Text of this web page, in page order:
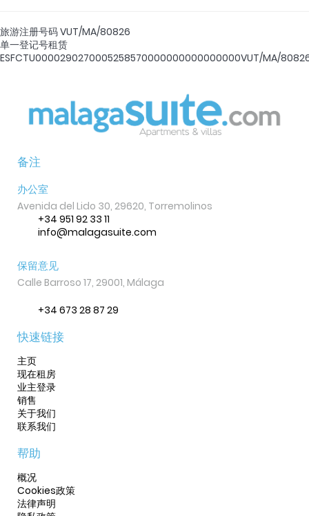
旅游注册号码VUT/MA/80826
单一登记号租赁
ESFCTU0000290270005258570000000000000000VUT/MA/
备注
办公室
Avenida del Lido 30, 29620, Torremolinos
+34 951 92 33 11
info@malagasuite.com
保留意见
Calle Barroso 17, 29001, Málaga
+34 673 28 87 29
快速链接
主页
现在租房
业主登录
销售
关于我们
联系我们
帮助
概况
Cookies政策
法律声明